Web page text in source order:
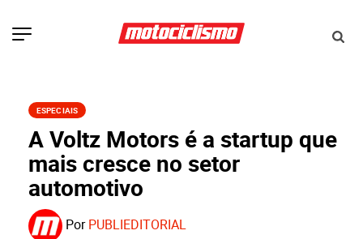
ESPECIAIS
A Voltz Motors é a startup que
mais cresce no setor
automotivo
PorPUBLIEDITORIAL